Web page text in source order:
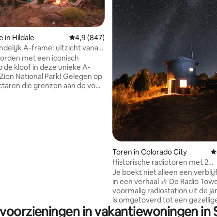
van 4,99 op 5, 137 recensies
in Hildale Gemiddelde beoordeling van 4,9 op 5, 847
4,9 (847)
A-frame: uitzicht vanaf
van Zion
met een iconisch
de kloof in deze unieke A-
Park! Gelegen op
die grenzen aan de voor
van de Airbnb's in Utah.
Toren in Colorado City
Historische radiotoren met 2
slaapkamers in de buurt van
bubbelbad, sauna
Je boekt niet alleen een
in een verhaal 🎶 De Radio Tower is een
voormalig radiostation uit de
is omgetoverd tot een
twee verdiepingen en twee
in vakantiewoningen in